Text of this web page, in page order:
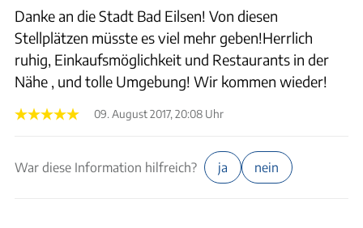
Danke an die Stadt Bad Eilsen! Von diesen
Stellplätzen müsste es viel mehr geben!Herrlich
ruhig, Einkaufsmöglichkeit und Restaurants in der
Nähe , und tolle Umgebung! Wir kommen wieder!
09. August 2017, 20:08 Uhr
War diese Information hilfreich? ja nein